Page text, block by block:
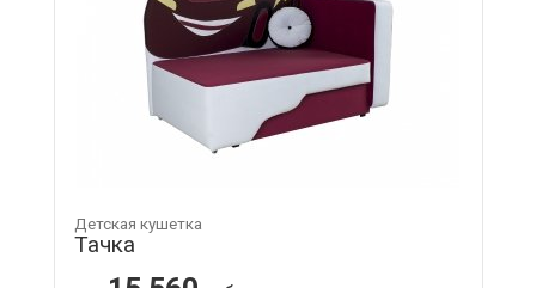
Детская кушетка
Тачка